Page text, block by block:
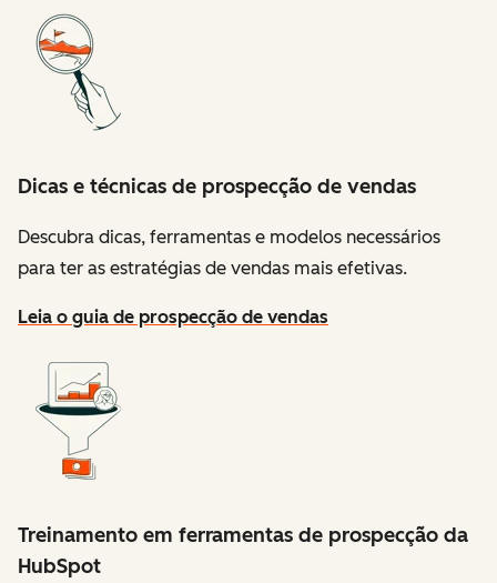
Dicas e técnicas de prospecção de vendas
Descubra dicas, ferramentas e modelos necessários
para ter as estratégias de vendas mais efetivas.
Leia o guia de prospecção de vendas
Treinamento em ferramentas de prospecção da
HubSpot